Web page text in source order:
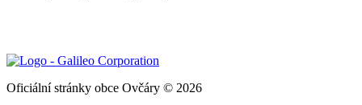
Oficiální stránky obce Ovčáry © 2026